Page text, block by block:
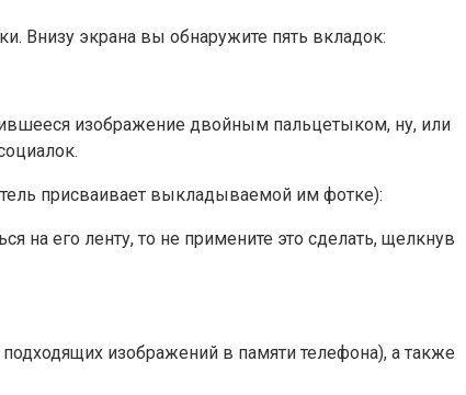
Внизу экрана вы обнаружите пять вкладок:
изображение двойным пальцетыком, ну, или
присваивает выкладываемой им фотке):
на его ленту, то не примените это сделать, щелкнув
изображений в памяти телефона), а также